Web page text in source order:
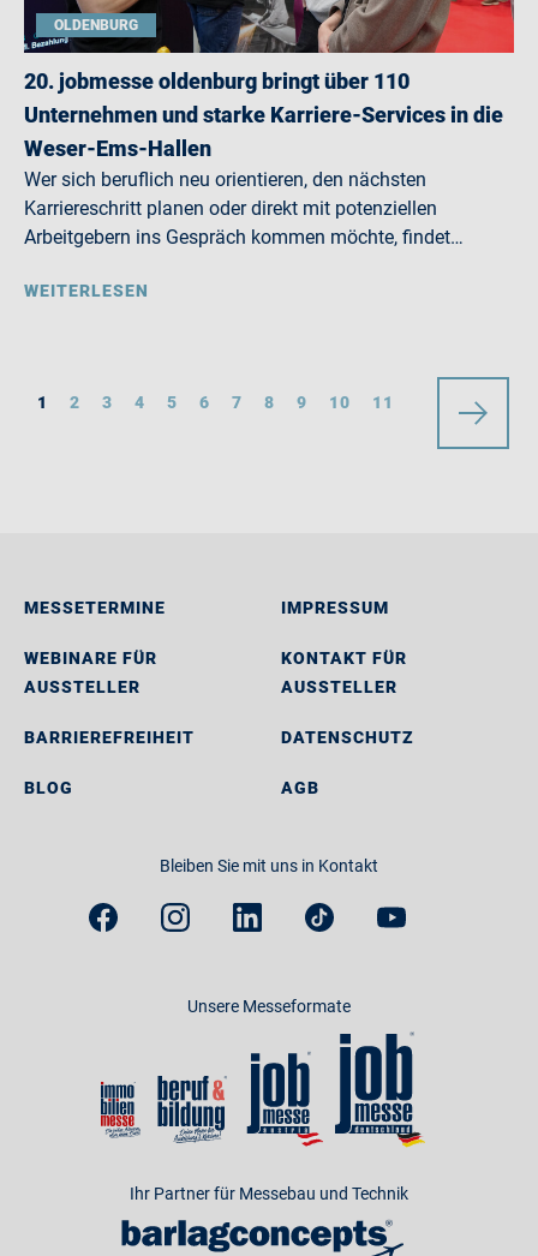
OLDENBURG
20. jobmesse oldenburg bringt über 110
Unternehmen und starke Karriere-Services in die
Weser-Ems-Hallen
Wer sich beruflich neu orientieren, den nächsten
Karriereschritt planen oder direkt mit potenziellen
Arbeitgebern ins Gespräch kommen möchte, findet…
WEITERLESEN
1 2 3 4 5 6 7 8 9 10 11
MESSETERMINE
WEBINARE FÜR
AUSSTELLER
BARRIEREFREIHEIT
BLOG
IMPRESSUM
KONTAKT FÜR
AUSSTELLER
DATENSCHUTZ
AGB
Bleiben Sie mit uns in Kontakt
Unsere Messeformate
Ihr Partner für Messebau und Technik